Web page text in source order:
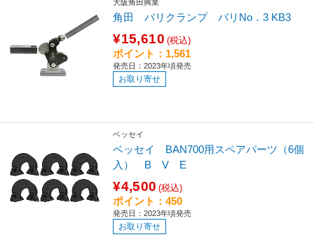
大阪角田興業
角田 バリクランプ バリNo．3 KB3
¥15,610 (税込)
ポイント：1,561
発売日：2023年頃発売
お取り寄せ
ベッセイ
ベッセイ BAN700用スペアパーツ（6個
入） B V E
¥4,500 (税込)
ポイント：450
発売日：2023年頃発売
お取り寄せ